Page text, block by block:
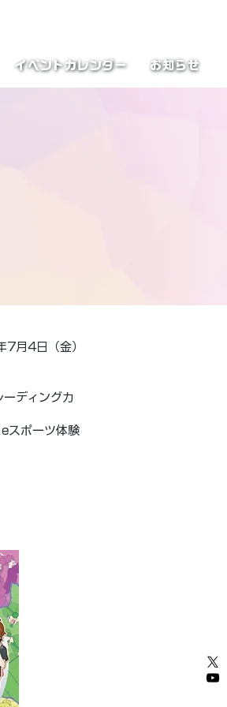
イベントカレンダー お知らせ
月4日（金）
ディングカ
スポーツ体験